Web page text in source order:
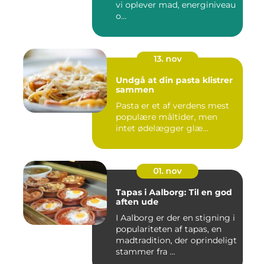
vi oplever mad, energiniveau
o...
13. nov
Undgå at din pasta klistrer
sammen
Pasta er et af verdens mest
populære måltider, men
intet ødelægger glæ...
01. nov
Tapas i Aalborg: Til en god
aften ude
I Aalborg er der en stigning i
populariteten af tapas, en
madtradition, der oprindeligt
stammer fra ...